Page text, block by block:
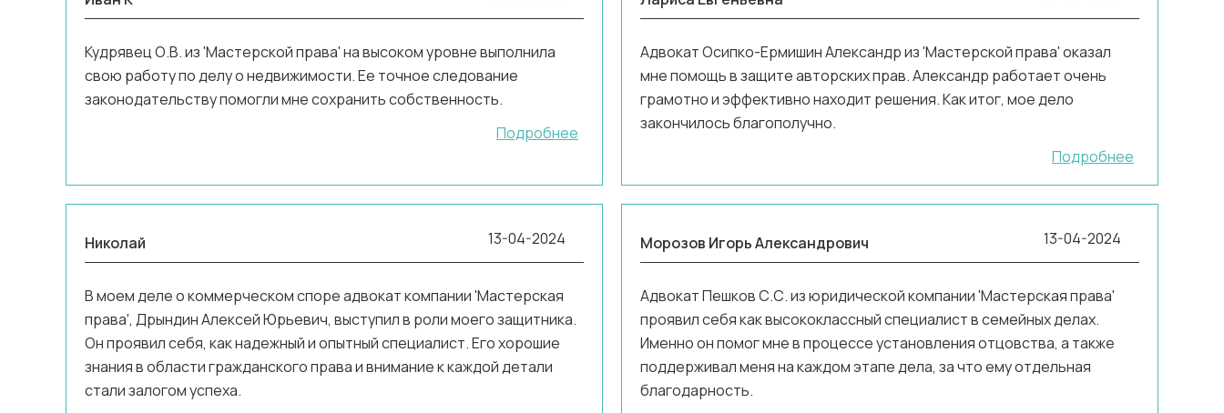
Кудрявец О.В. из 'Мастерской права' на высоком уровне выполнила
свою работу по делу о недвижимости. Ее точное следование
законодательству помогли мне сохранить собственность.
Подробнее
Адвокат Осипко-Ермишин Александр из 'Мастерской права' оказал
мне помощь в защите авторских прав. Александр работает очень
грамотно и эффективно находит решения. Как итог, мое дело
закончилось благополучно.
Подробнее
Николай 13-04-2024
В моем деле о коммерческом споре адвокат компании 'Мастерская
права', Дрындин Алексей Юрьевич, выступил в роли моего защитника.
Он проявил себя, как надежный и опытный специалист. Его хорошие
знания в области гражданского права и внимание к каждой детали
стали залогом успеха.
Морозов Игорь Александрович 13-04-2024
Адвокат Пешков С.С. из юридической компании 'Мастерская права'
проявил себя как высококлассный специалист в семейных делах.
Именно он помог мне в процессе установления отцовства, а также
поддерживал меня на каждом этапе дела, за что ему отдельная
благодарность.